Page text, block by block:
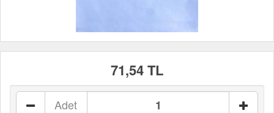
71,54 TL
Adet